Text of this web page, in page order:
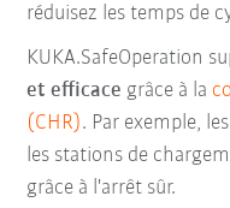
réduisez les temps de
KUKA.SafeOperation
et efficace grâce à la
(CHR). Par exemple,
les stations de
grâce à l'arrêt sûr.